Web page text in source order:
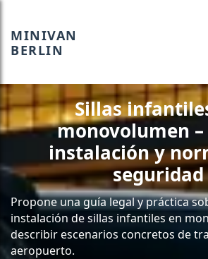
MINIVAN
BERLIN
Sillas
monovolumen
instalación y
seguridad
Propone una guía legal y práctica
instalación de sillas infantiles en
describir escenarios concretos de
aeropuerto.